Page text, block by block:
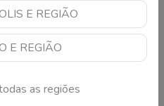
E REGIÃO
E REGIÃO
as regiões